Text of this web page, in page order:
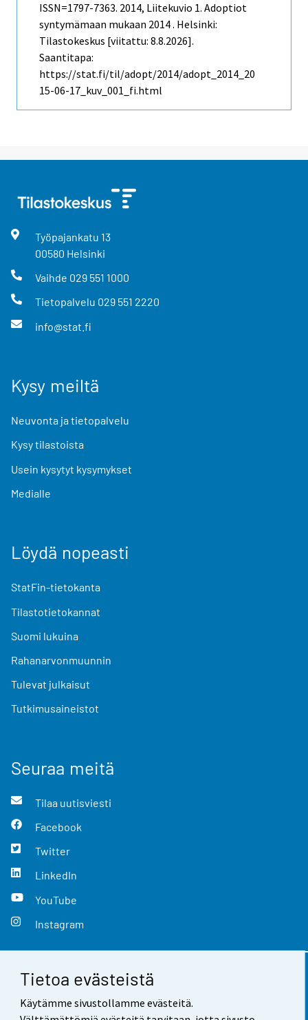
Tietoa evästeistä
Käytämme sivustollamme evästeitä.
ISSN=1797-7363. 2014, Liitekuvio 1. Adoptiot
syntymämaan mukaan 2014 . Helsinki:
Tilastokeskus [viitattu: 8.8.2026].
Saantitapa:
https://stat.fi/til/adopt/2014/adopt_2014_20
15-06-17_kuv_001_fi.html
Työpajankatu 13
00580 Helsinki
Vaihde 029 551 1000
Tietopalvelu 029 551 2220
info@stat.fi
Kysy meiltä
Neuvonta ja tietopalvelu
Kysy tilastoista
Usein kysytyt kysymykset
Medialle
Löydä nopeasti
StatFin-tietokanta
Tilastotietokannat
Suomi lukuina
Rahanarvonmuunnin
Tulevat julkaisut
Tutkimusaineistot
Seuraa meitä
Tilaa uutisviesti
Facebook
Twitter
LinkedIn
YouTube
Instagram
Yhteystiedot
Palaute